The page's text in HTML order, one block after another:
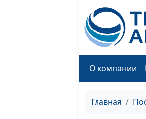
О компании
Главная